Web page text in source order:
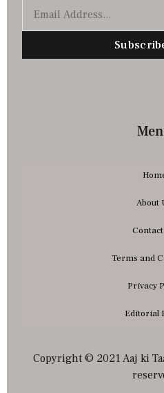
About
Terms and
Privacy
Editorial
Copyright © 2021 Aaj ki